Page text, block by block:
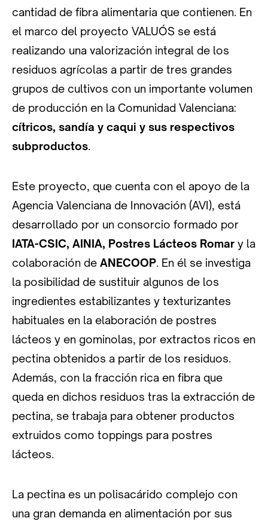
cantidad de fibra alimentaria que contienen. En
el marco del proyecto VALUÓS se está
realizando una valorización integral de los
residuos agrícolas a partir de tres grandes
grupos de cultivos con un importante volumen
de producción en la Comunidad Valenciana:
cítricos, sandía y caqui y sus respectivos
subproductos.
Este proyecto, que cuenta con el apoyo de la
Agencia Valenciana de Innovación (AVI), está
desarrollado por un consorcio formado por
IATA-CSIC, AINIA, Postres Lácteos Romar y la
colaboración de ANECOOP. En él se investiga
la posibilidad de sustituir algunos de los
ingredientes estabilizantes y texturizantes
habituales en la elaboración de postres
lácteos y en gominolas, por extractos ricos en
pectina obtenidos a partir de los residuos.
Además, con la fracción rica en fibra que
queda en dichos residuos tras la extracción de
pectina, se trabaja para obtener productos
extruidos como toppings para postres
lácteos.
La pectina es un polisacárido complejo con
una gran demanda en alimentación por sus